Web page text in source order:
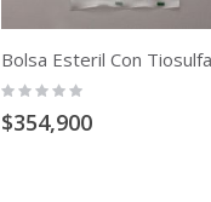
Rating:
0%
$354,900